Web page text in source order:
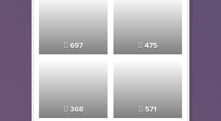
697 475
368 571